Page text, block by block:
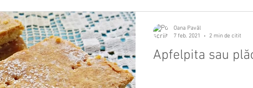
Apfelpita sau
Oana Pavăl
7 feb. 2021
2 min de citit